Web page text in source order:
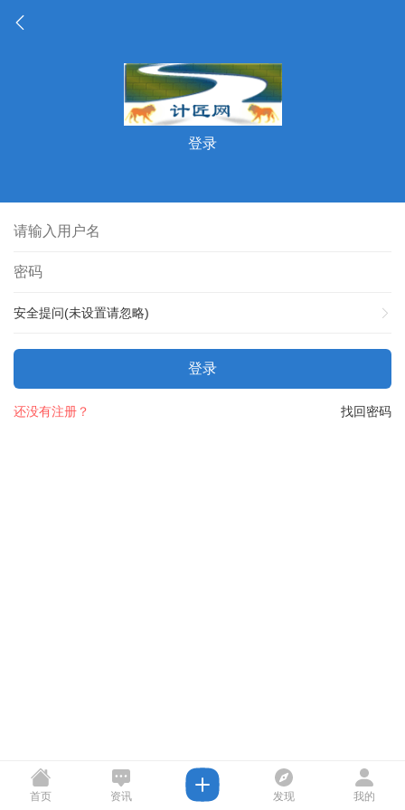
登录
安全提问(未设置请忽略)
登录
找回密码
还没有注册？
首页 资讯 发现 我的